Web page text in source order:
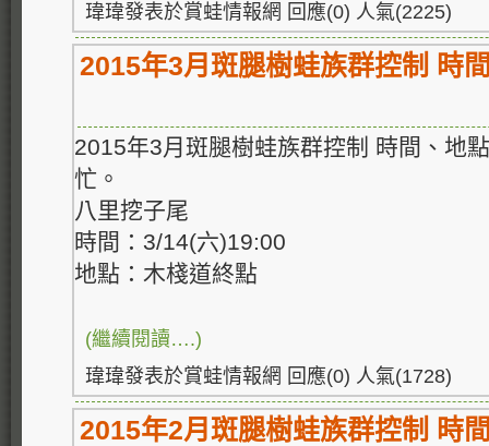
瑋瑋發表於賞蛙情報網 回應(0) 人氣(2225)
2015年3月斑腿樹蛙族群控制 時
2015年3月斑腿樹蛙族群控制 時間、地
忙。
八里挖子尾
時間：3/14(六)19:00
地點：木棧道終點
(繼續閱讀….)
瑋瑋發表於賞蛙情報網 回應(0) 人氣(1728)
2015年2月斑腿樹蛙族群控制 時